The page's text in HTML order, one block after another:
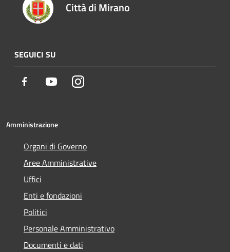
Città di Mirano
SEGUICI SU
Facebook YoutubeInstagram
Amministrazione
Organi di Governo
Aree Amministrative
Uffici
Enti e fondazioni
Politici
Personale Amministrativo
Documenti e dati